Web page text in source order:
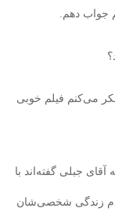
جواب دهم.
می‌کنم فیلم خوبی
جبلی گفته‌اند با
متوجه شدم ۶۴ درصد مردم زندگی شخصی‌شان